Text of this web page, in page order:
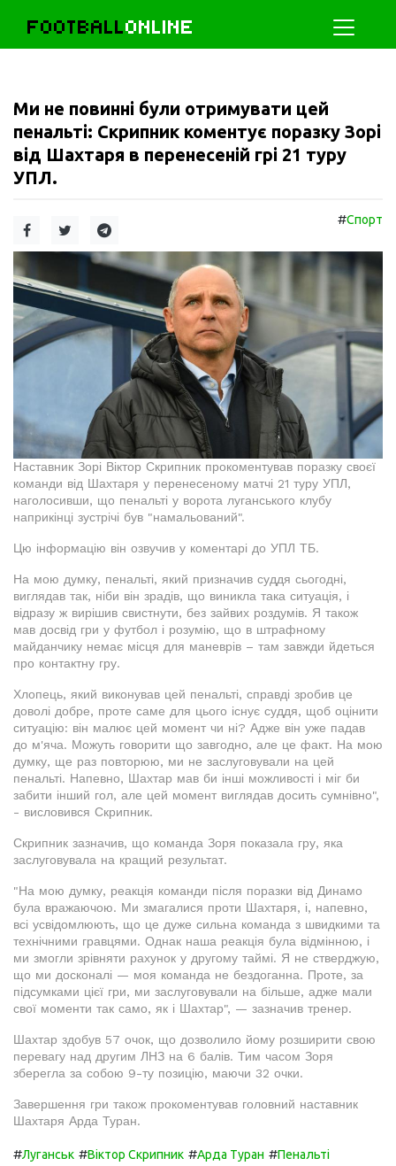
FOOTBALLONLINE
Ми не повинні були отримувати цей
пенальті: Скрипник коментує поразку Зорі
від Шахтаря в перенесеній грі 21 туру
УПЛ.
#Спорт
Наставник Зорі Віктор Скрипник прокоментував поразку своєї
команди від Шахтаря у перенесеному матчі 21 туру УПЛ,
наголосивши, що пенальті у ворота луганського клубу
наприкінці зустрічі був "намальований".
Цю інформацію він озвучив у коментарі до УПЛ ТБ.
На мою думку, пенальті, який призначив суддя сьогодні,
виглядав так, ніби він зрадів, що виникла така ситуація, і
відразу ж вирішив свистнути, без зайвих роздумів. Я також
мав досвід гри у футбол і розумію, що в штрафному
майданчику немає місця для маневрів – там завжди йдеться
про контактну гру.
Хлопець, який виконував цей пенальті, справді зробив це
доволі добре, проте саме для цього існує суддя, щоб оцінити
ситуацію: він малює цей момент чи ні? Адже він уже падав
до м'яча. Можуть говорити що завгодно, але це факт. На мою
думку, ще раз повторюю, ми не заслуговували на цей
пенальті. Напевно, Шахтар мав би інші можливості і міг би
забити інший гол, але цей момент виглядав досить сумнівно",
- висловився Скрипник.
Скрипник зазначив, що команда Зоря показала гру, яка
заслуговувала на кращий результат.
"На мою думку, реакція команди після поразки від Динамо
була вражаючою. Ми змагалися проти Шахтаря, і, напевно,
всі усвідомлюють, що це дуже сильна команда з швидкими та
технічними гравцями. Однак наша реакція була відмінною, і
ми змогли зрівняти рахунок у другому таймі. Я не стверджую,
що ми досконалі — моя команда не бездоганна. Проте, за
підсумками цієї гри, ми заслуговували на більше, адже мали
свої моменти так само, як і Шахтар", — зазначив тренер.
Шахтар здобув 57 очок, що дозволило йому розширити свою
перевагу над другим ЛНЗ на 6 балів. Тим часом Зоря
зберегла за собою 9-ту позицію, маючи 32 очки.
Завершення гри також прокоментував головний наставник
Шахтаря Арда Туран.
#Луганськ #Віктор Скрипник #Арда Туран #Пенальті